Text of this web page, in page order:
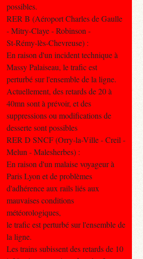
possibles.
RER B (Aéroport Charles de Gaulle
- Mitry-Claye - Robinson -
St-Rémy-lès-Chevreuse) :
En raison d'un incident technique à
Massy Palaiseau, le trafic est
perturbé sur l'ensemble de la ligne.
Actuellement, des retards de 20 à
40mn sont à prévoir, et des
suppressions ou modifications de
desserte sont possibles
RER D SNCF (Orry-la-Ville - Creil -
Melun - Malesherbes) :
En raison d'un malaise voyageur à
Paris Lyon et de problèmes
d'adhérence aux rails liés aux
mauvaises conditions
météorologiques,
le trafic est perturbé sur l'ensemble de
la ligne.
Les trains subissent des retards de 10